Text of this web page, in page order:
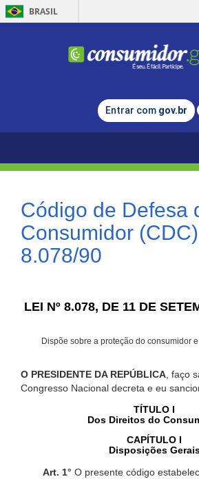
BRASIL
Entrar com gov.br
Código de Defesa
Consumidor
8.078/90
LEI Nº 8.078, DE 11 DE
Dispõe sobre a proteção do consumidor
O PRESIDENTE DA REPÚBLICA , faço
Congresso Nacional decreta e eu
TÍTULO I
Dos Direitos do
CAPÍTULO I
Disposições
Art. 1° O presente código